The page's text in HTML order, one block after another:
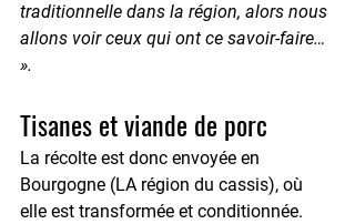
traditionnelle dans la région, alors nous
allons voir ceux qui ont ce savoir-faire…
».
Tisanes et viande de porc
La récolte est donc envoyée en
Bourgogne (LA région du cassis), où
elle est transformée et conditionnée.